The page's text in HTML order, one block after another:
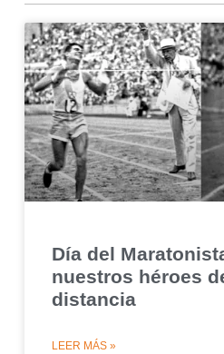
Día del
nuestros héroes
distancia
LEER MÁS »